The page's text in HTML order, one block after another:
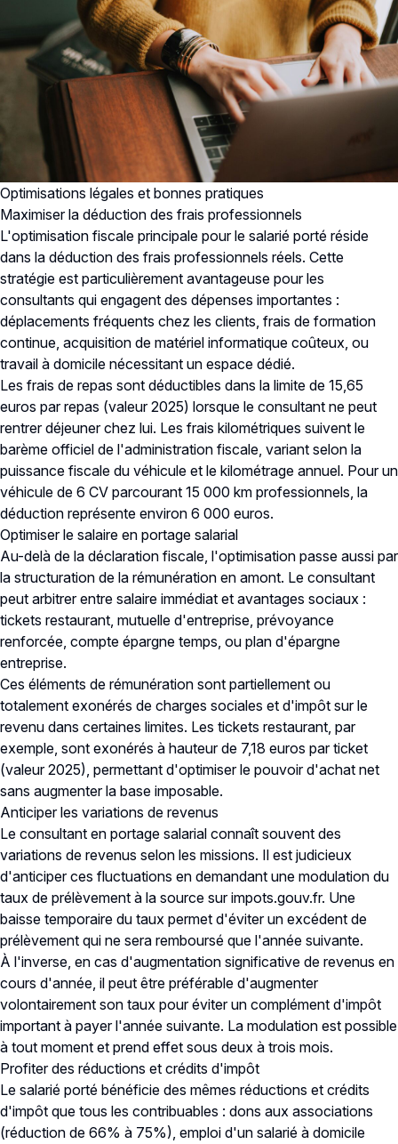
Optimisations légales et bonnes pratiques
Maximiser la déduction des frais professionnels
L'optimisation fiscale principale pour le salarié porté réside
dans la déduction des frais professionnels réels. Cette
stratégie est particulièrement avantageuse pour les
consultants qui engagent des dépenses importantes :
déplacements fréquents chez les clients, frais de formation
continue, acquisition de matériel informatique coûteux, ou
travail à domicile nécessitant un espace dédié.
Les frais de repas sont déductibles dans la limite de 15,65
euros par repas (valeur 2025) lorsque le consultant ne peut
rentrer déjeuner chez lui. Les frais kilométriques suivent le
barème officiel de l'administration fiscale, variant selon la
puissance fiscale du véhicule et le kilométrage annuel. Pour un
véhicule de 6 CV parcourant 15 000 km professionnels, la
déduction représente environ 6 000 euros.
Optimiser le salaire en portage salarial
Au-delà de la déclaration fiscale, l'optimisation passe aussi par
la structuration de la rémunération en amont. Le consultant
peut arbitrer entre salaire immédiat et avantages sociaux :
tickets restaurant, mutuelle d'entreprise, prévoyance
renforcée, compte épargne temps, ou plan d'épargne
entreprise.
Ces éléments de rémunération sont partiellement ou
totalement exonérés de charges sociales et d'impôt sur le
revenu dans certaines limites. Les tickets restaurant, par
exemple, sont exonérés à hauteur de 7,18 euros par ticket
(valeur 2025), permettant d'optimiser le pouvoir d'achat net
sans augmenter la base imposable.
Anticiper les variations de revenus
Le consultant en portage salarial connaît souvent des
variations de revenus selon les missions. Il est judicieux
d'anticiper ces fluctuations en demandant une modulation du
taux de prélèvement à la source sur impots.gouv.fr. Une
baisse temporaire du taux permet d'éviter un excédent de
prélèvement qui ne sera remboursé que l'année suivante.
À l'inverse, en cas d'augmentation significative de revenus en
cours d'année, il peut être préférable d'augmenter
volontairement son taux pour éviter un complément d'impôt
important à payer l'année suivante. La modulation est possible
à tout moment et prend effet sous deux à trois mois.
Profiter des réductions et crédits d'impôt
Le salarié porté bénéficie des mêmes réductions et crédits
d'impôt que tous les contribuables : dons aux associations
(réduction de 66% à 75%), emploi d'un salarié à domicile